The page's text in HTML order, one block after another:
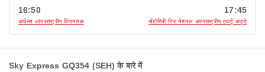
16:50
अथेन्स आंतरराष्ट्रीय विमानतळ
17:45
सेंटोरिनी तिरा नेशनल अंतरराष्ट्रीय हवाई अड्डे
Sky Express GQ354 (SEH) के बारे में